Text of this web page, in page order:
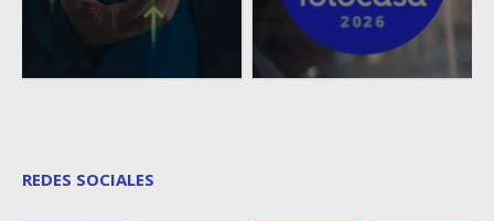
REDES SOCIALES